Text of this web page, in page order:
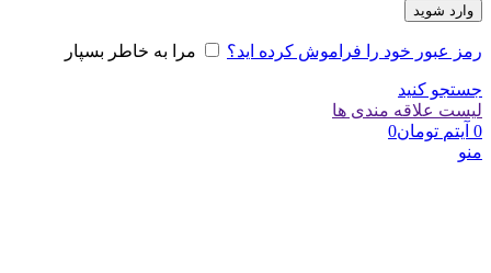
وارد شوید
رمز عبور خود را فراموش کرده اید؟ مرا به خاطر بسپار
جستجو کنید
لیست علاقه مندی ها
0 آیتم تومان0
منو